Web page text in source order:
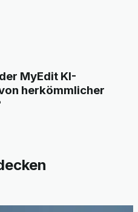
MyEdit KI-
herkömmlicher